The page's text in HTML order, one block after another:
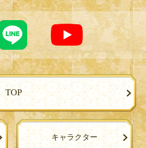
TOP
キャラクター